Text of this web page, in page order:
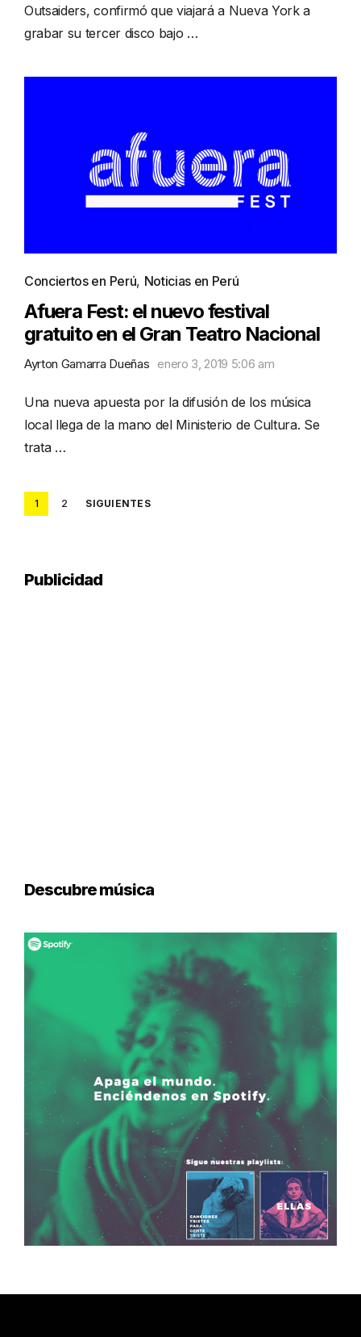
Outsaiders, confirmó que viajará a Nueva York a
grabar su tercer disco bajo …
Conciertos en Perú, Noticias en Perú
Afuera Fest: el nuevo festival
gratuito en el Gran Teatro Nacional
Ayrton Gamarra Dueñas enero 3, 2019 5:06 am
Una nueva apuesta por la difusión de los música
local llega de la mano del Ministerio de Cultura. Se
trata …
Posts
1 2 SIGUIENTES
Publicidad
Descubre música